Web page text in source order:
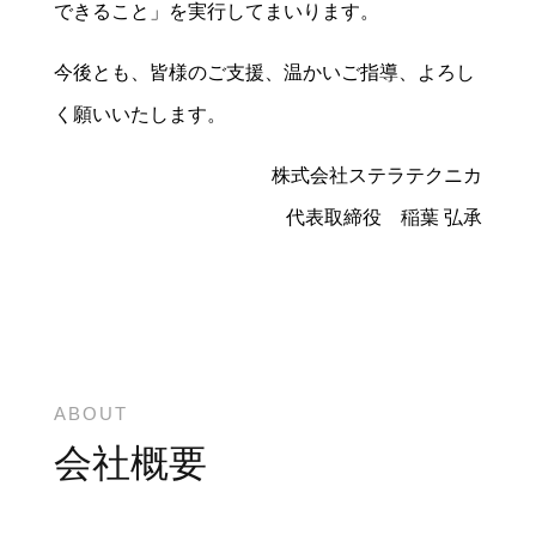
できること」を実行してまいります。
今後とも、皆様のご支援、温かいご指導、よろし
く願いいたします。
株式会社ステラテクニカ
代表取締役 稲葉 弘承
ABOUT
会社概要